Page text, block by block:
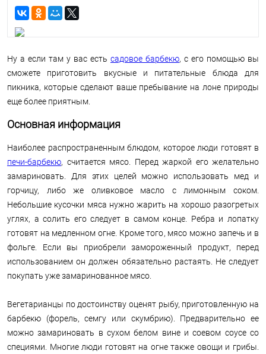
Ну а если там у вас есть садовое барбекю, с его помощью вы
сможете приготовить вкусные и питательные блюда для
пикника, которые сделают ваше пребывание на лоне природы
еще более приятным.
Основная информация
Наиболее распространенным блюдом, которое люди готовят в
печи-барбекю, считается мясо. Перед жаркой его желательно
замариновать. Для этих целей можно использовать мед и
горчицу, либо же оливковое масло с лимонным соком.
Небольшие кусочки мяса нужно жарить на хорошо разогретых
углях, а солить его следует в самом конце. Ребра и лопатку
готовят на медленном огне. Кроме того, мясо можно запечь и в
фольге. Если вы приобрели замороженный продукт, перед
использованием он должен обязательно растаять. Не следует
покупать уже замаринованное мясо.
Вегетарианцы по достоинству оценят рыбу, приготовленную на
барбекю (форель, семгу или скумбрию). Предварительно ее
можно замариновать в сухом белом вине и соевом соусе со
специями. Многие люди готовят на огне также овощи и грибы.